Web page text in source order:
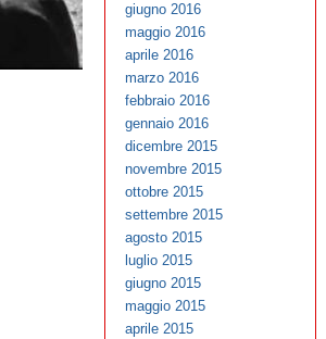
giugno 2016
maggio 2016
aprile 2016
marzo 2016
febbraio 2016
gennaio 2016
dicembre 2015
novembre 2015
ottobre 2015
settembre 2015
agosto 2015
luglio 2015
giugno 2015
maggio 2015
aprile 2015